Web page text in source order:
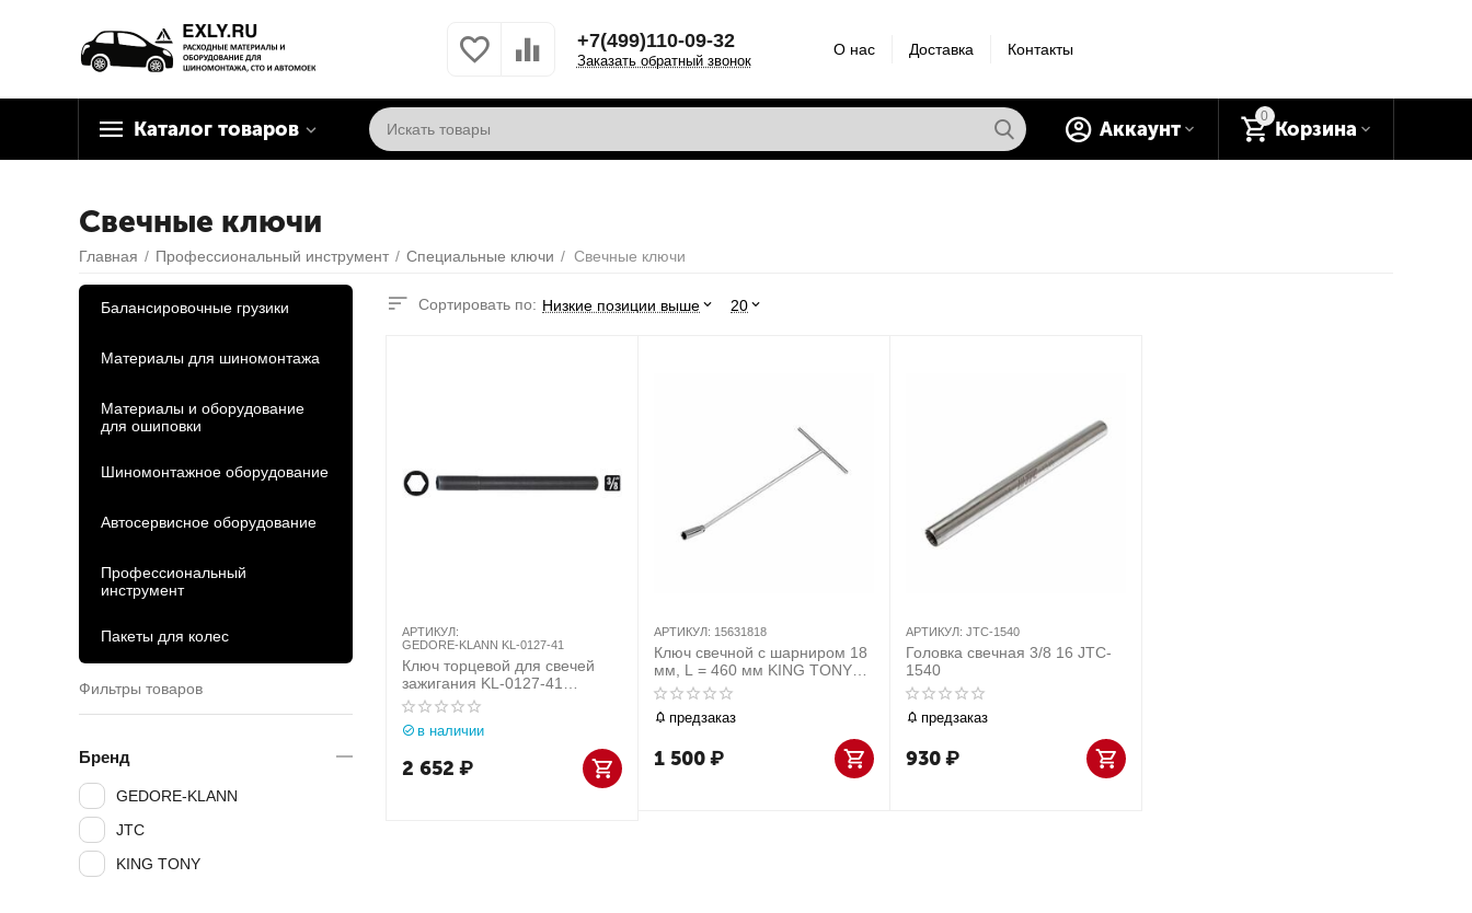
+7(499)110-09-32
Заказать обратный звонок
О нас Доставка Контакты
Каталог товаров
0
Корзина
Аккаунт
Свечные ключи
Главная / Профессиональный инструмент / Специальные ключи / Свечные ключи
Сортировать по: Низкие позиции выше 20
АРТИКУЛ:
GEDORE-KLANN KL-0127-41
Ключ торцевой для свечей
зажигания KL-0127-41
GEDORE-KLANN
в наличии
2 652 ₽
АРТИКУЛ: 15631818
Ключ свечной с шарниром 18
мм, L = 460 мм KING TONY
15631818
предзаказ
1 500₽
АРТИКУЛ: JTC-1540
Головка свечная 3/8 16 JTC-
1540
предзаказ
930₽
Балансировочные грузики
Материалы для шиномонтажа
Материалы и оборудование
для ошиповки
Шиномонтажное оборудование
Автосервисное оборудование
Профессиональный
инструмент
Пакеты для колес
Фильтры товаров
Бренд
GEDORE-KLANN
JTC
KING TONY